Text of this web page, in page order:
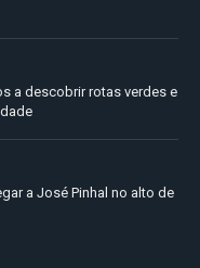
a descobrir rotas verdes e
a José Pinhal no alto de